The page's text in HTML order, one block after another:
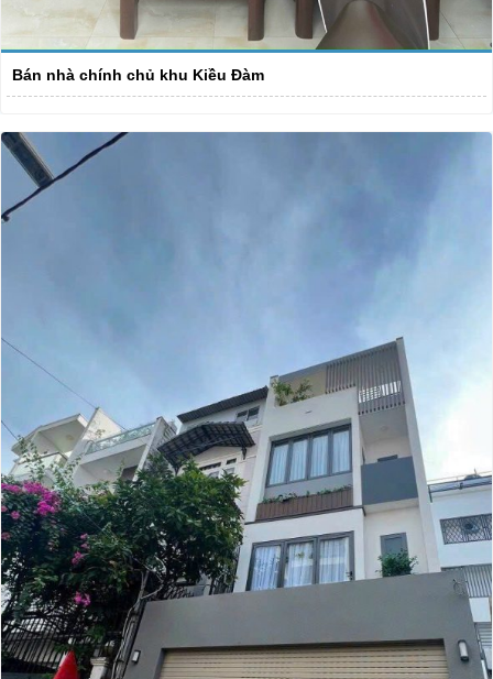
Bán nhà chính chủ khu Kiều Đàm